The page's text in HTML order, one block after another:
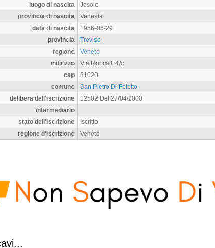
luogo di nascita
Jesolo
provincia di nascita
Venezia
data di nascita
1956-06-29
provincia
Treviso
regione
Veneto
indirizzo
Via Roncalli 4/c
cap
31020
comune
San Pietro Di Feletto
delibera dell'iscrizione
12502 Del 27/04/2000
intermediario
stato dell'iscrizione
Iscritto
regione d'iscrizione
Veneto